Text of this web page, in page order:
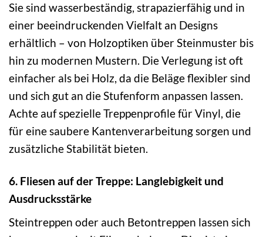
Sie sind wasserbeständig, strapazierfähig und in
einer beeindruckenden Vielfalt an Designs
erhältlich – von Holzoptiken über Steinmuster bis
hin zu modernen Mustern. Die Verlegung ist oft
einfacher als bei Holz, da die Beläge flexibler sind
und sich gut an die Stufenform anpassen lassen.
Achte auf spezielle Treppenprofile für Vinyl, die
für eine saubere Kantenverarbeitung sorgen und
zusätzliche Stabilität bieten.
6. Fliesen auf der Treppe: Langlebigkeit und
Ausdrucksstärke
Steintreppen oder auch Betontreppen lassen sich